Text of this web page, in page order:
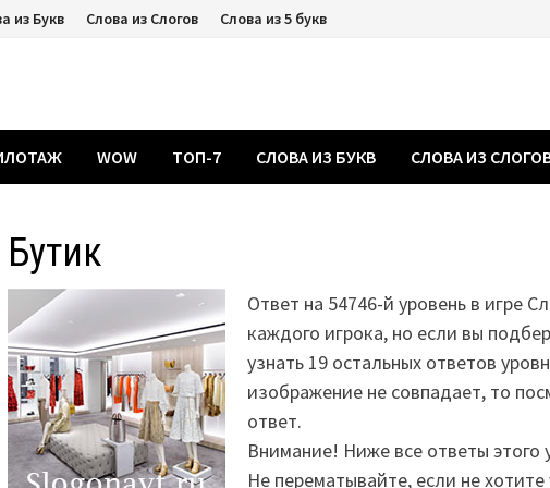
из Букв Слова из Слогов Слова из 5 букв
WOW ТОП-7 СЛОВА ИЗ БУКВ СЛОВА ИЗ
Бутик
Ответ на 54746-й уровень в игре
каждого игрока, но если вы
узнать 19 остальных ответов
изображение не совпадает, то
ответ.
Внимание! Ниже все ответы этого
Не перематывайте, если не